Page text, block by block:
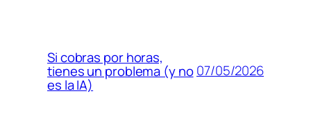
Si cobras por horas,
tienes un problema (y no
es la IA)
07/05/2026